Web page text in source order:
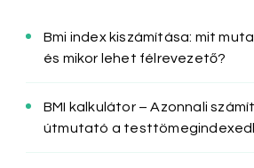
Bmi index kiszámítása: mit
és mikor lehet félrevezető?
BMI kalkulátor – Azonnali
útmutató a